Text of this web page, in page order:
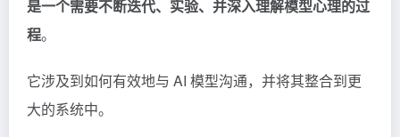
是一个需要不断迭代、实验、并深入理解模型心理的过
程。
它涉及到如何有效地与 AI 模型沟通，并将其整合到更
大的系统中。